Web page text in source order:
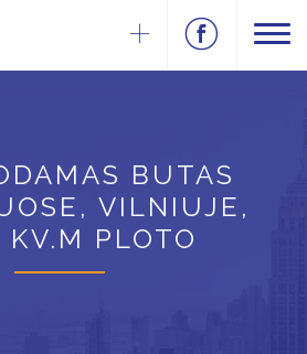
BUTAS
VILNIUJE,
KV.M PLOTO